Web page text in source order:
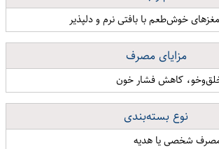
خوش‌طعم با بافتی نرم و دلپذیر
مزایای مصرف
خلق‌وخو، کاهش فشار خون
نوع بسته‌بندی
شخصی یا هدیه